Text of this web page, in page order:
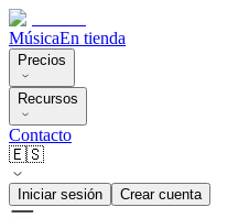
MúsicaEn tienda
Precios
Recursos
Contacto
🇪🇸
Iniciar sesión Crear cuenta